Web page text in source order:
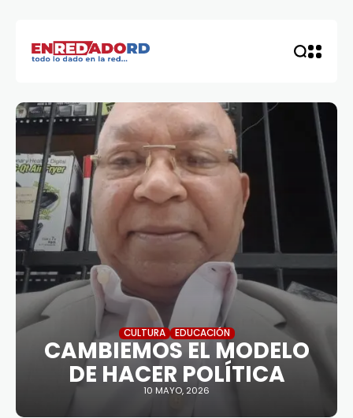
CULTURA EDUCACIÓN
CAMBIEMOS EL MODELO
DE HACER POLÍTICA
10 MAYO, 2026